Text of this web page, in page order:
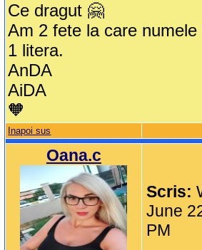
Ce dragut 🤗
Am 2 fete la care
1 litera.
AnDA
AiDA
🧡
Inapoi sus
Oana.c
Scris:
June
PM